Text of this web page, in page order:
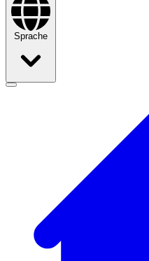
Sprache